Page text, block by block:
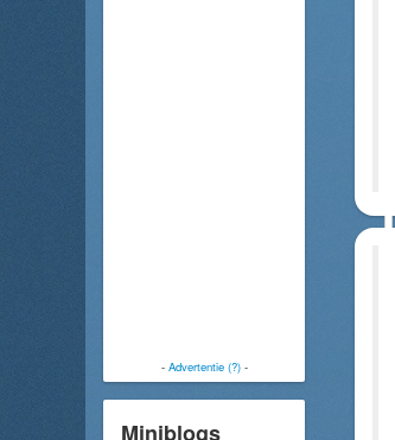
- Advertentie (?)-
Miniblogs